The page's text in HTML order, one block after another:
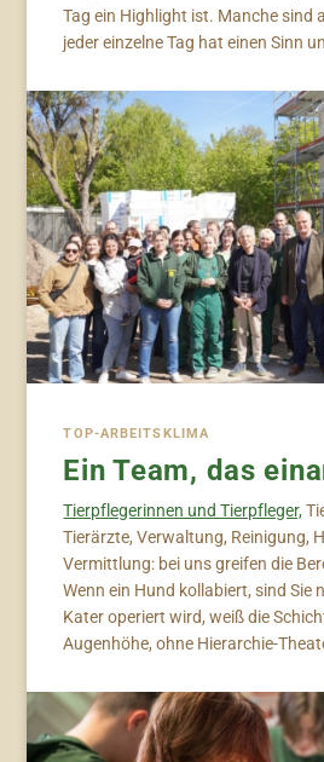
Tag ein Highlight ist. Manche sind
jeder einzelne Tag hat einen Sinn
TOP-ARBEITSKLIMA
Ein Team, das
Tierpflegerinnen und Tierpfleger,
Tierärzte, Verwaltung, Reinigung,
Vermittlung: bei uns greifen die
Wenn ein Hund kollabiert, sind Sie
Kater operiert wird, weiß die
Augenhöhe, ohne Hierarchie-